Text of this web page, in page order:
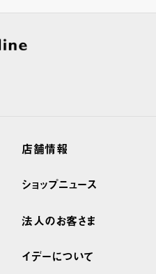
店舗情報
ショップニュース
法人のお客さま
イデーについて